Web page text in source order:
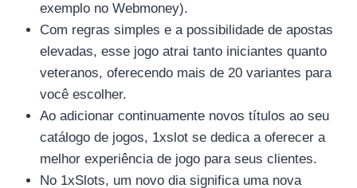
exemplo no Webmoney).
Com regras simples e a possibilidade de apostas
elevadas, esse jogo atrai tanto iniciantes quanto
veteranos, oferecendo mais de 20 variantes para
você escolher.
Ao adicionar continuamente novos títulos ao seu
catálogo de jogos, 1xslot se dedica a oferecer a
melhor experiência de jogo para seus clientes.
No 1xSlots, um novo dia significa uma nova